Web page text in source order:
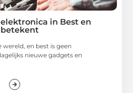
in Best en
en best is geen
nieuwe gadgets en